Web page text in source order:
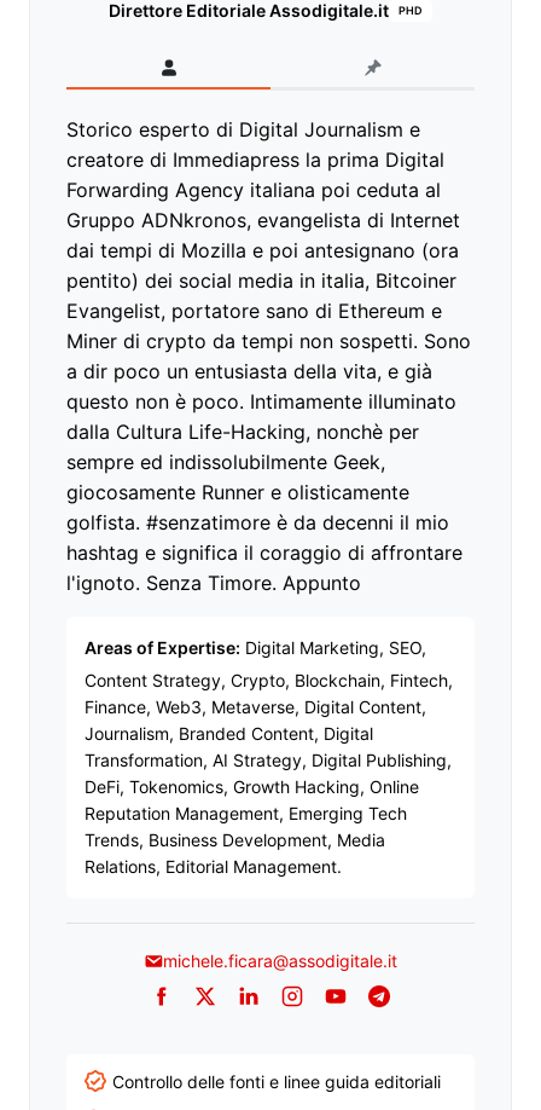
Direttore Editoriale Assodigitale.it PHD
Storico esperto di Digital Journalism e
creatore di Immediapress la prima Digital
Forwarding Agency italiana poi ceduta al
Gruppo ADNkronos, evangelista di Internet
dai tempi di Mozilla e poi antesignano (ora
pentito) dei social media in italia, Bitcoiner
Evangelist, portatore sano di Ethereum e
Miner di crypto da tempi non sospetti. Sono
a dir poco un entusiasta della vita, e già
questo non è poco. Intimamente illuminato
dalla Cultura Life-Hacking, nonchè per
sempre ed indissolubilmente Geek,
giocosamente Runner e olisticamente
golfista. #senzatimore è da decenni il mio
hashtag e significa il coraggio di affrontare
l'ignoto. Senza Timore. Appunto
Areas of Expertise: Digital Marketing, SEO,
Content Strategy, Crypto, Blockchain, Fintech,
Finance, Web3, Metaverse, Digital Content,
Journalism, Branded Content, Digital
Transformation, AI Strategy, Digital Publishing,
DeFi, Tokenomics, Growth Hacking, Online
Reputation Management, Emerging Tech
Trends, Business Development, Media
Relations, Editorial Management.
michele.ficara@assodigitale.it
Facebook
TwitterLinkedInInstagram
YouTubeTelegram
Controllo delle fonti e linee guida editoriali